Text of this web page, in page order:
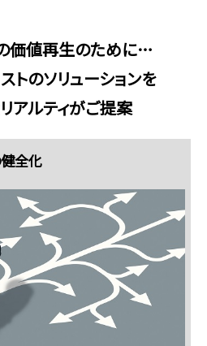
価値再生のために…
トのソリューションを
アルティがご提案
全化